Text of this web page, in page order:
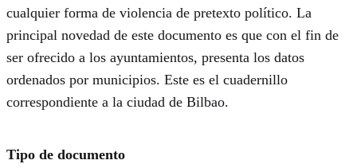
cualquier forma de violencia de pretexto político. La
principal novedad de este documento es que con el fin de
ser ofrecido a los ayuntamientos, presenta los datos
ordenados por municipios. Este es el cuadernillo
correspondiente a la ciudad de Bilbao.
Tipo de documento